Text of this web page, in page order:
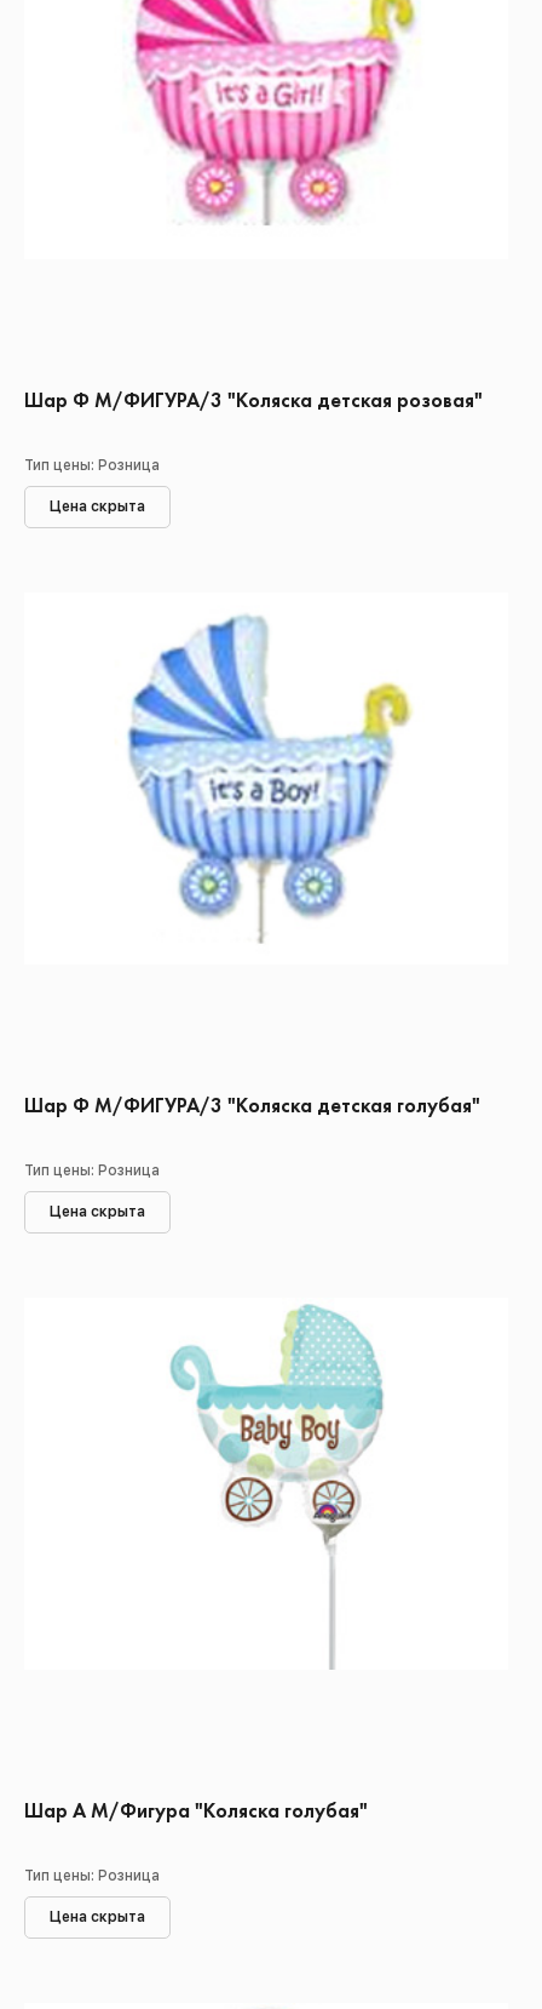
Шар Ф М/ФИГУРА/3 "Коляска детская розовая"
Тип цены: Розница
Цена скрыта
Шар Ф М/ФИГУРА/3 "Коляска детская голубая"
Тип цены: Розница
Цена скрыта
Шар А М/Фигура "Коляска голубая"
Тип цены: Розница
Цена скрыта